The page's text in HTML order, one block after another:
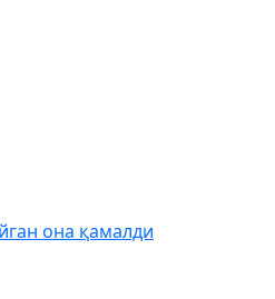
она қамалди